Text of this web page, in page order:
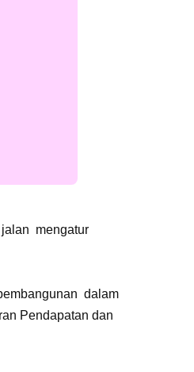
mengatur
dalam
Pendapatan dan